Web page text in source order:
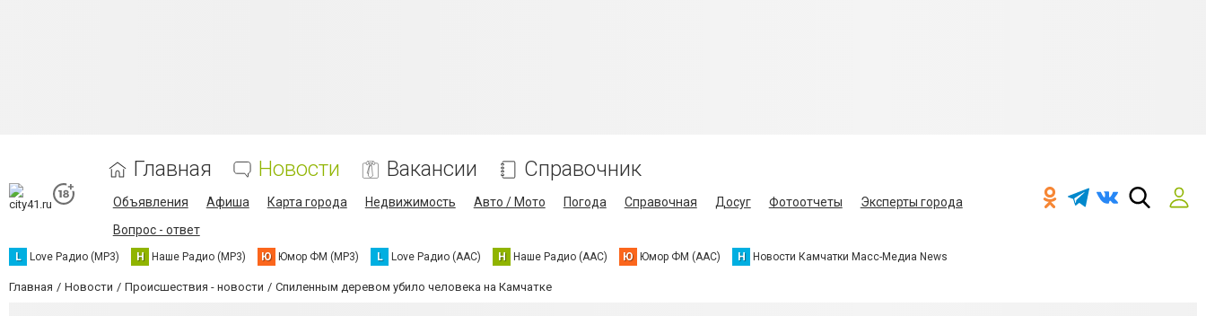
Главная Новости Вакансии Справочник
Объявления Афиша Карта города Недвижимость Авто / Мото Погода Справочная Досуг Фотоотчеты
Эксперты города
Вопрос - ответ
L Love Радио (MP3) Н Наше Радио (MP3) Ю Юмор ФМ (MP3) L Love Радио (AAC) Н Наше Радио (AAC) Ю Юмор ФМ (AAC) Н Новости Камчатки Масс-Медиа News
Главная Новости Происшествия - новости Спиленным деревом убило человека на Камчатке